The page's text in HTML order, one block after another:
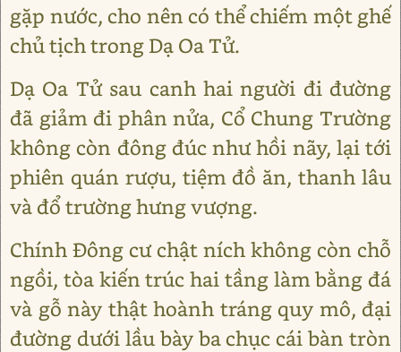
gặp nước, cho nên có thể chiếm một ghế
chủ tịch trong Dạ Oa Tử.
Dạ Oa Tử sau canh hai người đi đường
đã giảm đi phân nửa, Cổ Chung Trường
không còn đông đúc như hồi nãy, lại tới
phiên quán rượu, tiệm đồ ăn, thanh lâu
và đổ trường hưng vượng.
Chính Đông cư chật ních không còn chỗ
ngồi, tòa kiến trúc hai tầng làm bằng đá
và gỗ này thật hoành tráng quy mô, đại
đường dưới lầu bày ba chục cái bàn tròn